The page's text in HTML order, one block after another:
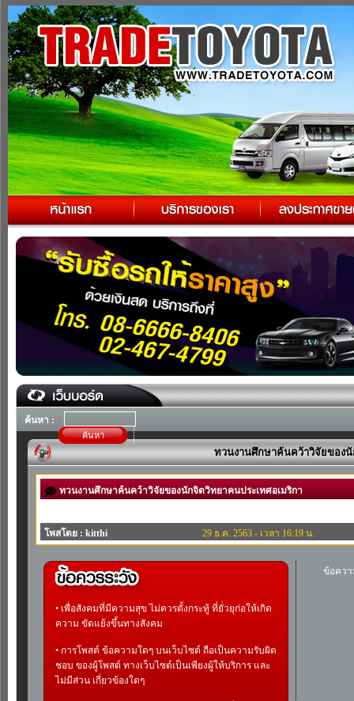
ค้นหา :
ค้นหา
ทวนงานศึกษาค้นคว้าวิจัยของนั
ทวนงานศึกษาค้นคว้าวิจัยของนักจิตวิทยาคนประเทศอเมริกา
โพสโดย : kitthi 29 ธ.ค. 2563 - เวลา 16:19 น.
• เพื่อสังคมที่มีความสุข ไม่ควรตั้งกระทู้ ที่ยั่วยุก่อให้เกิด
ความ ขัดแย้งขึ้นทางสังคม
• การโพสต์ ข้อความใดๆ บนเว็บไซต์ ถือเป็นความรับผิด
ชอบ ของผู้โพสต์ ทางเว็บไซต์เป็นเพียงผู้ให้บริการ และ
ไม่มีส่วน เกี่ยวข้องใดๆ
ข้อควา